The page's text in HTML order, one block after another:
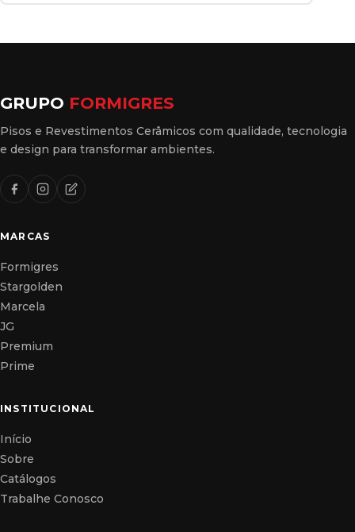
GRUPO FORMIGRES
Pisos e Revestimentos Cerâmicos com qualidade, tecnologia
e design para transformar ambientes.
MARCAS
Formigres
Stargolden
Marcela
JG
Premium
Prime
INSTITUCIONAL
Início
Sobre
Catálogos
Trabalhe Conosco